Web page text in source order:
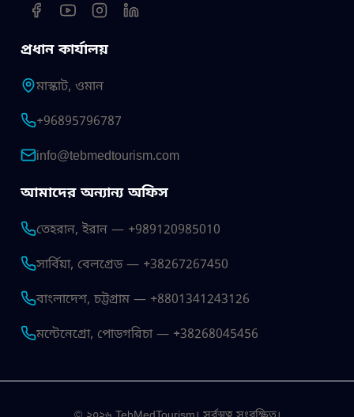
প্রধান কার্যালয়
মাস্কাট, ওমান
+96895796787
info@tebmedtourism.com
আমাদের অন্যান্য অফিস
তেহরান, ইরান — +989120985010
সার্বিয়া, বেলগ্রেড — +38267267450
বাংলাদেশ, চট্টগ্রাম — +8801341243126
মন্টেনেগ্রো, পোডগরিচা — +38268045456